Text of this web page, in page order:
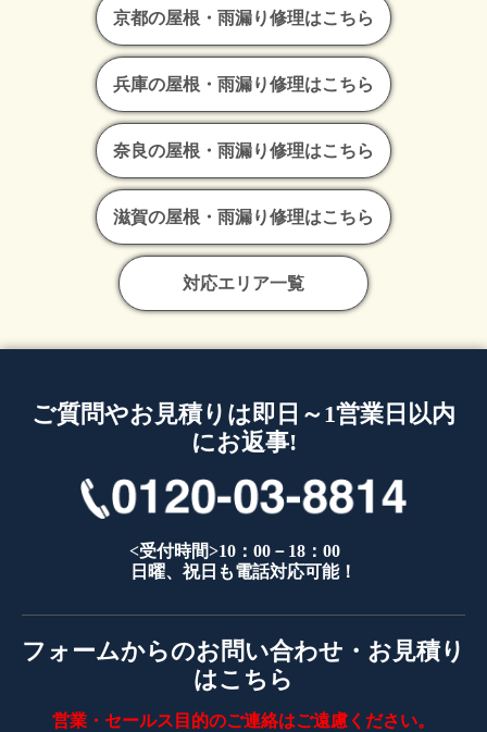
京都の屋根・雨漏り修理はこちら
兵庫の屋根・雨漏り修理はこちら
奈良の屋根・雨漏り修理はこちら
滋賀の屋根・雨漏り修理はこちら
対応エリア一覧
ご質問やお見積りは即日～1営業日以内
にお返事!
<受付時間>10：00－18：00
日曜、祝日も電話対応可能！
フォームからのお問い合わせ・お見積り
はこちら
営業・セールス目的のご連絡はご遠慮ください。